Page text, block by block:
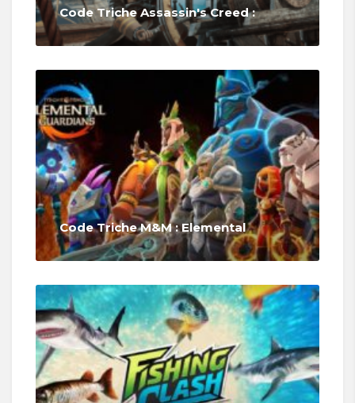
Code Triche Assassin's Creed :
Code Triche M&M : Elemental